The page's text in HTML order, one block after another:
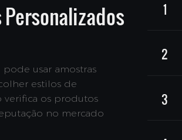
usar amostras
estilos de
verifica os produtos
no mercado
1
2
3